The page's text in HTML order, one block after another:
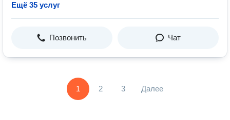
Ещё 35 услуг
Позвонить Чат
1 2 3 Далее